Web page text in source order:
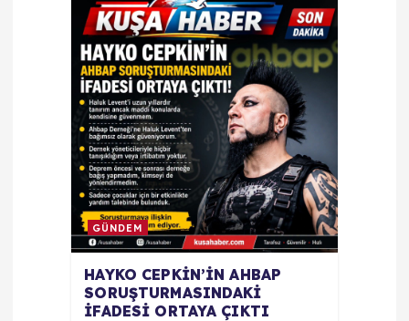
GÜNDEM
HAYKO CEPKİN’İN AHBAP
SORUŞTURMASINDAKİ
İFADESİ ORTAYA ÇIKTI